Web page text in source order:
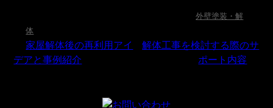
2025年4月19日(土) 10:00 ｜ カテゴリー：外壁塗装・解
体
«家屋解体後の再利用アイ
デアと事例紹介
解体工事を検討する際のサ
ポート内容